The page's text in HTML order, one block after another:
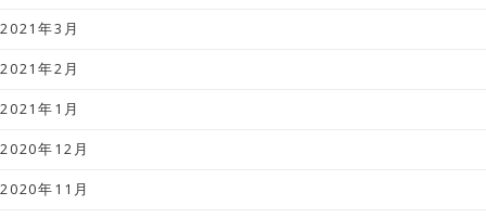
2021年3月
2021年2月
2021年1月
2020年12月
2020年11月